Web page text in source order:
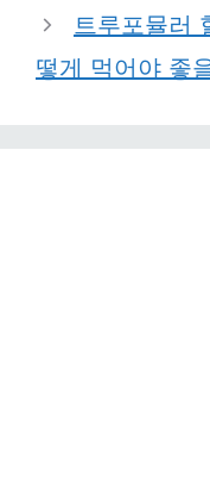
트루포뮬러
떻게 먹어야 좋